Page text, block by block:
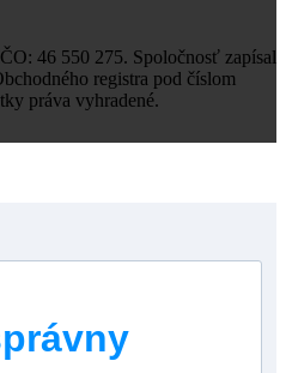
46 550 275. Spoločnosť zapísal
registra pod číslom
práva vyhradené.